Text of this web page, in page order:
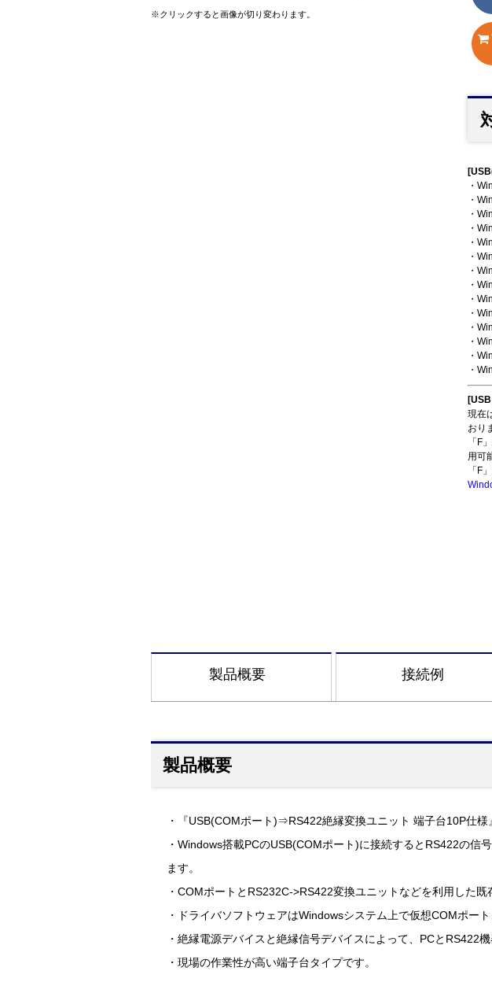
※クリックすると画像が切り変わります。
・
・
・
・
・
・
・
・
・
・
・
・
・
・
現在
おり
「F
用可
「F
製品概要 接続例
製品概要
・『USB(COMポート)⇒RS422絶縁変換ユニット 端子台10P仕様
・Windows搭載PCのUSB(COMポート)に接続するとRS422の
ます。
・COMポートとRS232C->RS422変換ユニットなどを利用した
・ドライバソフトウェアはWindowsシステム上で仮想COMポー
・絶縁電源デバイスと絶縁信号デバイスによって、PCとRS422
・現場の作業性が高い端子台タイプです。